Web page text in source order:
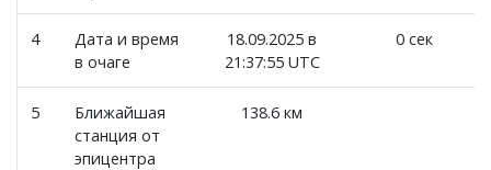
4
Дата и время
в очаге
18.09.2025 в
21:37:55 UTC
0 сек
5
Ближайшая
станция от
эпицентра
138.6 км